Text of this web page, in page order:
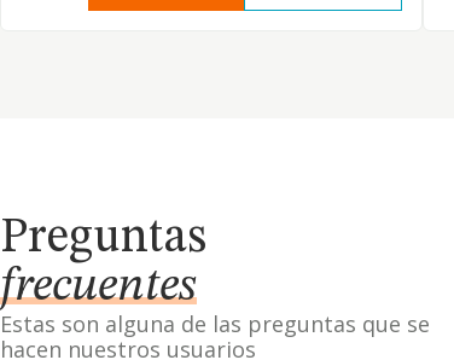
Preguntas
frecuentes
Estas son alguna de las preguntas que se
hacen nuestros usuarios